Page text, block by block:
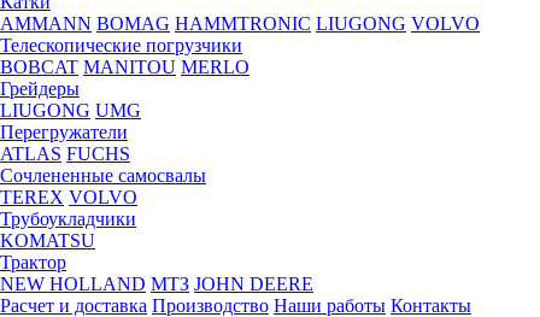
AMMANN BOMAG HAMMTRONIC LIUGONG VOLVO
Телескопические погрузчики
BOBCAT MANITOU MERLO
Грейдеры
LIUGONG UMG
Перегружатели
ATLAS FUCHS
Сочлененные самосвалы
TEREX VOLVO
Трубоукладчики
KOMATSU
Трактор
NEW HOLLAND МТЗ JOHN DEERE
Расчет и доставка Производство Наши работы Контакты